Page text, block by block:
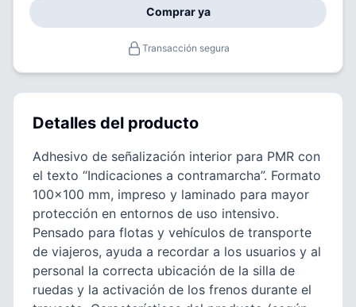
Comprar ya
Transacción segura
Detalles del producto
Adhesivo de señalización interior para PMR con
el texto “Indicaciones a contramarcha”. Formato
100×100 mm, impreso y laminado para mayor
protección en entornos de uso intensivo.
Pensado para flotas y vehículos de transporte
de viajeros, ayuda a recordar a los usuarios y al
personal la correcta ubicación de la silla de
ruedas y la activación de los frenos durante el